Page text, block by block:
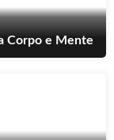
Corpo e Mente